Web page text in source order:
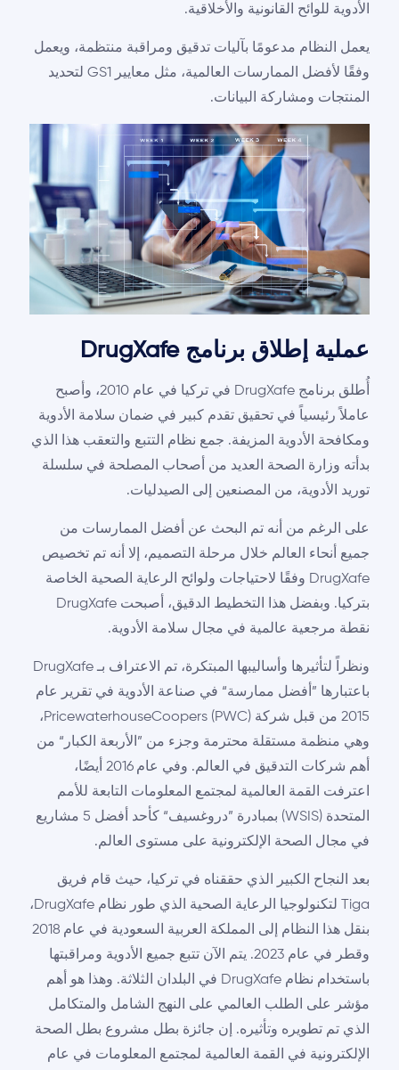
الأدوية للوائح القانونية والأخلاقية.
يعمل النظام مدعومًا بآليات تدقيق ومراقبة منتظمة، ويعمل
وفقًا لأفضل الممارسات العالمية، مثل معايير GS1 لتحديد
المنتجات ومشاركة البيانات.
عملية إطلاق برنامج DrugXafe
أُطلق برنامج DrugXafe في تركيا في عام 2010، وأصبح
عاملاً رئيسياً في تحقيق تقدم كبير في ضمان سلامة الأدوية
ومكافحة الأدوية المزيفة. جمع نظام التتبع والتعقب هذا الذي
بدأته وزارة الصحة العديد من أصحاب المصلحة في سلسلة
توريد الأدوية، من المصنعين إلى الصيدليات.
على الرغم من أنه تم البحث عن أفضل الممارسات من
جميع أنحاء العالم خلال مرحلة التصميم، إلا أنه تم تخصيص
DrugXafe وفقًا لاحتياجات ولوائح الرعاية الصحية الخاصة
بتركيا. وبفضل هذا التخطيط الدقيق، أصبحت DrugXafe
نقطة مرجعية عالمية في مجال سلامة الأدوية.
ونظراً لتأثيرها وأساليبها المبتكرة، تم الاعتراف بـ DrugXafe
باعتبارها ”أفضل ممارسة“ في صناعة الأدوية في تقرير عام
2015 من قبل شركة PricewaterhouseCoopers (PWC)،
وهي منظمة مستقلة محترمة وجزء من ”الأربعة الكبار“ من
أهم شركات التدقيق في العالم. وفي عام 2016 أيضًا،
اعترفت القمة العالمية لمجتمع المعلومات التابعة للأمم
المتحدة (WSIS) بمبادرة ”دروغسيف“ كأحد أفضل 5 مشاريع
في مجال الصحة الإلكترونية على مستوى العالم.
بعد النجاح الكبير الذي حققناه في تركيا، حيث قام فريق
Tiga لتكنولوجيا الرعاية الصحية الذي طور نظام DrugXafe،
بنقل هذا النظام إلى المملكة العربية السعودية في عام 2018
وقطر في عام 2023. يتم الآن تتبع جميع الأدوية ومراقبتها
باستخدام نظام DrugXafe في البلدان الثلاثة. وهذا هو أهم
مؤشر على الطلب العالمي على النهج الشامل والمتكامل
الذي تم تطويره وتأثيره. إن جائزة بطل مشروع بطل الصحة
الإلكترونية في القمة العالمية لمجتمع المعلومات في عام